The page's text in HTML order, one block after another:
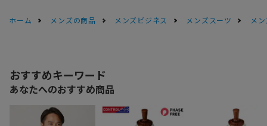
ホーム メンズの商品 メンズビジネス メンズスーツ メ